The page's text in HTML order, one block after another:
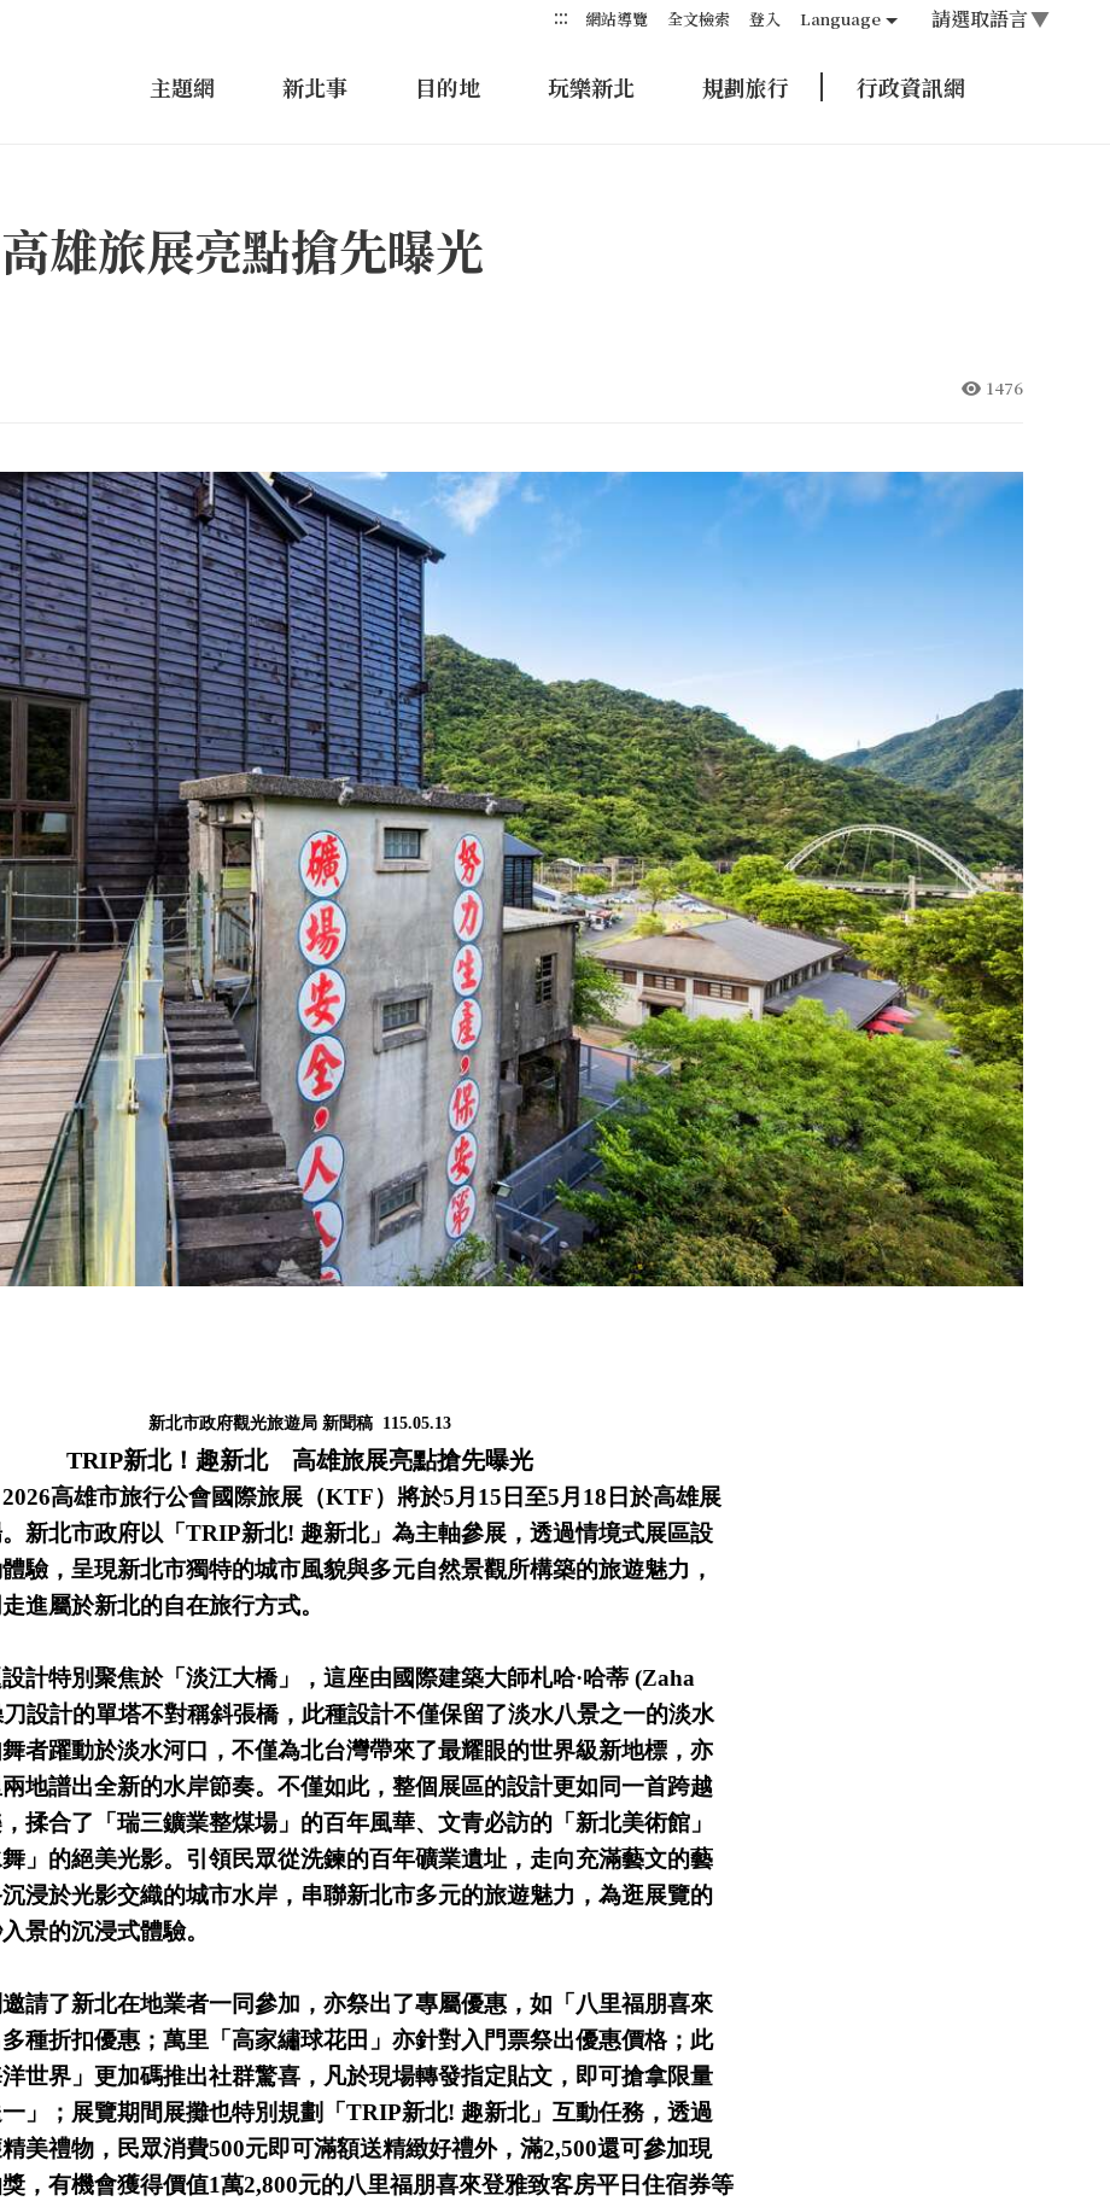
::: 網站導覽 全文檢索 登入 Language 請選取語言▼
主題網 新北事 目的地 玩樂新北 規劃旅行 行政資訊網
雄旅展亮點搶先曝光
1476
新北市政府觀光旅遊局 新聞稿 115.05.13
TRIP新北！趣新北 高雄旅展亮點搶先曝光
2026高雄市旅行公會國際旅展（KTF）將於5月15日至5月18日於高雄展
新北市政府以「TRIP新北! 趣新北」為主軸參展，透過情境式展區設
驗，呈現新北市獨特的城市風貌與多元自然景觀所構築的旅遊魅力，
進屬於新北的自在旅行方式。
計特別聚焦於「淡江大橋」，這座由國際建築大師札哈·哈蒂 (Zaha
設計的單塔不對稱斜張橋，此種設計不僅保留了淡水八景之一的淡水
者躍動於淡水河口，不僅為北台灣帶來了最耀眼的世界級新地標，亦
地譜出全新的水岸節奏。不僅如此，整個展區的設計更如同一首跨越
揉合了「瑞三鑛業整煤場」的百年風華、文青必訪的「新北美術館」
」的絕美光影。引領民眾從洗鍊的百年礦業遺址，走向充滿藝文的藝
浸於光影交織的城市水岸，串聯新北市多元的旅遊魅力，為逛展覽的
景的沉浸式體驗。
請了新北在地業者一同參加，亦祭出了專屬優惠，如「八里福朋喜來
種折扣優惠；萬里「高家繡球花田」亦針對入門票祭出優惠價格；此
世界」更加碼推出社群驚喜，凡於現場轉發指定貼文，即可搶拿限量
」；展覽期間展攤也特別規劃「TRIP新北! 趣新北」互動任務，透過
美禮物，民眾消費500元即可滿額送精緻好禮外，滿2,500還可參加現
，有機會獲得價值1萬2,800元的八里福朋喜來登雅致客房平日住宿券等